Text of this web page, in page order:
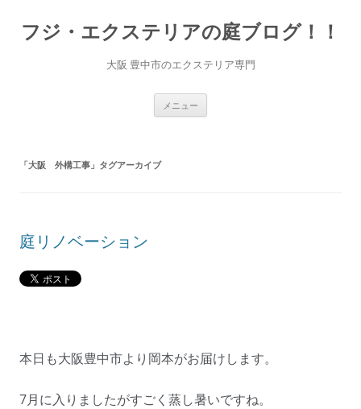
テ
ン
フジ・エクステリアの庭ブログ！！
大阪 豊中市のエクステリア専門
メニュー
「大阪 外構工事 」タグアーカイブ
庭リノベーション
本日も大阪豊中市より岡本がお届けします。
7月に入りましたがすごく蒸し暑いですね。